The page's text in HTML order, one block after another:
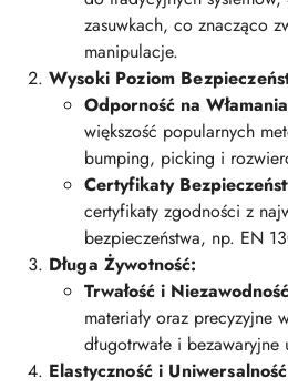
zasuwkach, co znacząco
manipulacje.
Wysoki Poziom
Odporność na
większość popularnych
bumping, picking i
Certyfikaty
certyfikaty zgodności z
bezpieczeństwa, np. EN
Długa Żywotność:
Trwałość i
materiały oraz precyzyjne
długotrwałe i bezawaryjne
Elastyczność i